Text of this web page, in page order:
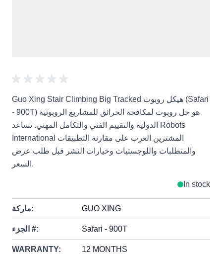
Guo Xing Stair Climbing Big Tracked هيكل روبوت (Safari
- 900T) هو حل روبوت لمكافحة الحرائق للمشاريع الروبوتية
الدولية والتقييم الفني والتكامل المهني. تساعد Robots
International المشترين العرب على مقارنة التطبيقات
والمتطلبات واللوجستيات وخيارات النشر قبل طلب عرض
السعر.
In stock
ماركة: GUO XING
الجزء #: Safari - 900T
WARRANTY: 12 MONTHS